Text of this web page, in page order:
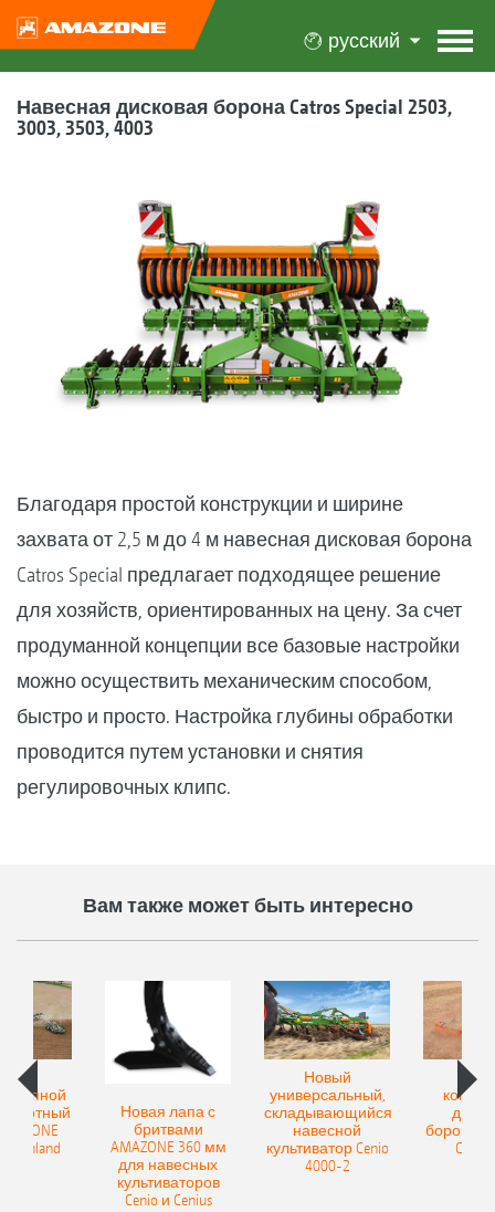
русский
Навесная дисковая борона Catros Special 2503,
3003, 3503, 4003
Благодаря простой конструкции и ширине
захвата от 2,5 м до 4 м навесная дисковая борона
Catros Special предлагает подходящее решение
для хозяйств, ориентированных на цену. За счет
продуманной концепции все базовые настройки
можно осуществить механическим способом,
быстро и просто. Настройка глубины обработки
проводится путем установки и снятия
регулировочных клипс.
Вам также может быть интересно
Onland
Новая лапа с
бритвами
AMAZONE 360 мм
для навесных
культиваторов
Cenio и Cenius
Новый
универсальный,
складывающийся
навесной
культиватор Cenio
4000-2
бороны